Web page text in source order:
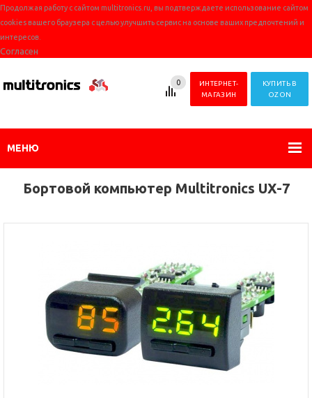
Продолжая работу с сайтом multitronics.ru, вы подтверждаете использование сайтом
cookies вашего браузера с целью улучшить сервис на основе ваших предпочтений и
интересов.
Согласен
КУПИТЬ В
OZON
ИНТЕРНЕТ-
МАГАЗИН
0
МЕНЮ
Бортовой компьютер Multitronics UX-7